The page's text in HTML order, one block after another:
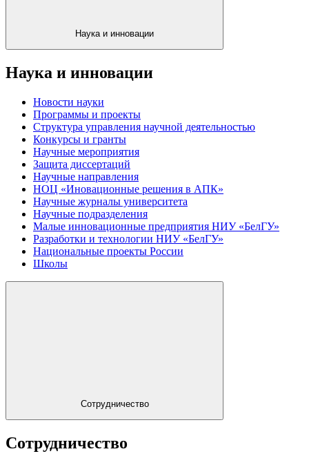
Наука и инновации
Наука и инновации
Новости науки
Программы и проекты
Структура управления научной деятельностью
Конкурсы и гранты
Научные мероприятия
Защита диссертаций
Научные направления
НОЦ «Иновационные решения в АПК»
Научные журналы университета
Научные подразделения
Малые инновационные предприятия НИУ «БелГУ»
Разработки и технологии НИУ «БелГУ»
Национальные проекты России
Школы
Сотрудничество
Сотрудничество